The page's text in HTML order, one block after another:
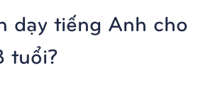
dạy tiếng Anh cho
tuổi?